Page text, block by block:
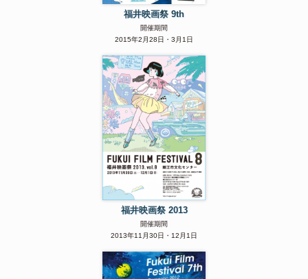
福井映画祭 9th
開催期間
2015年2月28日・3月1日
福井映画祭 2013
開催期間
2013年11月30日・12月1日